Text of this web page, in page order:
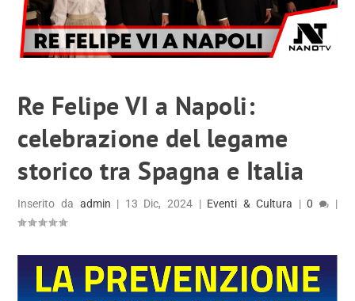
Re Felipe VI a Napoli:
celebrazione del legame
storico tra Spagna e Italia
Inserito da admin | 13 Dic, 2024| Eventi & Cultura |0 |